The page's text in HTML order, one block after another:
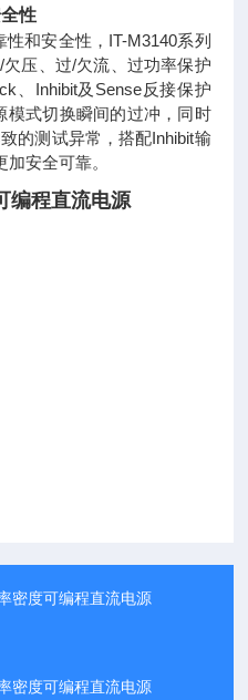
性
和安全性，IT-M3140系列
压、过/欠流、过功率保护
、Inhibit及Sense反接保护
模式切换瞬间的过冲，同时
的测试异常，搭配Inhibit输
安全可靠。
编程直流电源
密度可编程直流电源
密度可编程直流电源